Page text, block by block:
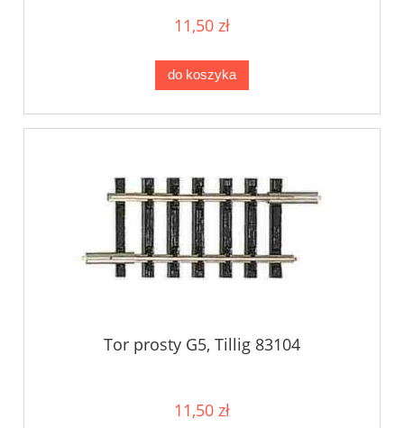
11,50 zł
do koszyka
Tor prosty G5, Tillig 83104
11,50 zł